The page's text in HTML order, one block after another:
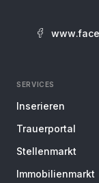
SERVICES
Inserieren
Trauerportal
Stellenmarkt
Immobilienmarkt